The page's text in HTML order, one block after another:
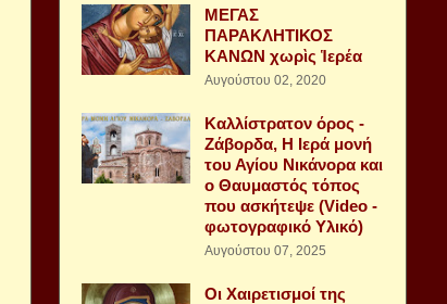
ΜΕΓΑΣ
ΠΑΡΑΚΛΗΤΙΚΟΣ
ΚΑΝΩΝ χωρὶς Ἱερέα
Αυγούστου 02, 2020
Καλλίστρατον όρος -
Ζάβορδα, Η Ιερά μονή
του Αγίου Νικάνορα και
ο Θαυμαστός τόπος
που ασκήτεψε (Video -
φωτογραφικό Υλικό)
Αυγούστου 07, 2025
Οι Χαιρετισμοί της